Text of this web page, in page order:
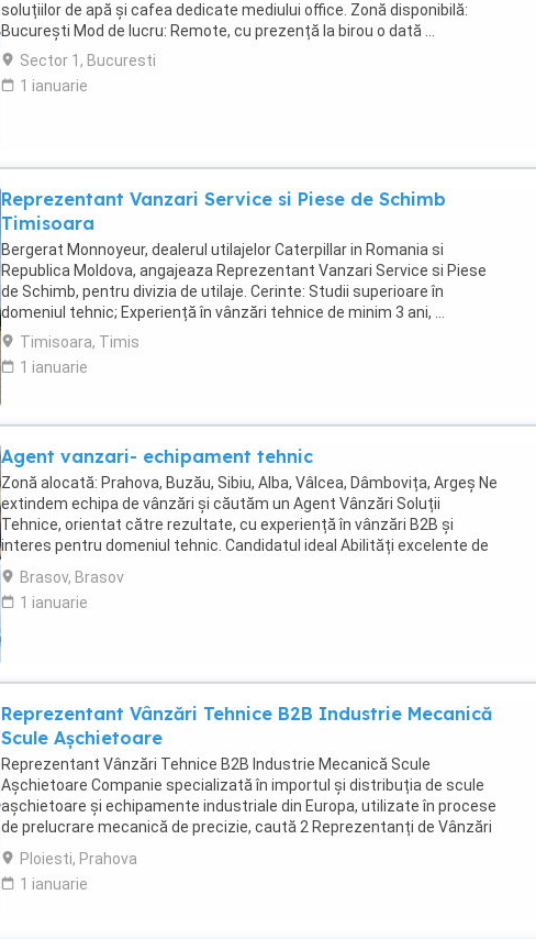
soluțiilor de apă și cafea dedicate mediului office. Zonă disponibilă:
București Mod de lucru: Remote, cu prezență la birou o dată ...
Sector 1, Bucuresti
1 ianuarie
Reprezentant Vanzari Service si Piese de Schimb
Timisoara
Bergerat Monnoyeur, dealerul utilajelor Caterpillar in Romania si
Republica Moldova, angajeaza Reprezentant Vanzari Service si Piese
de Schimb, pentru divizia de utilaje. Cerinte: Studii superioare în
domeniul tehnic; Experiență în vânzări tehnice de minim 3 ani, ...
Timisoara, Timis
1 ianuarie
Agent vanzari- echipament tehnic
Zonă alocată: Prahova, Buzău, Sibiu, Alba, Vâlcea, Dâmbovița, Argeș Ne
extindem echipa de vânzări și căutăm un Agent Vânzări Soluții
Tehnice, orientat către rezultate, cu experiență în vânzări B2B și
interes pentru domeniul tehnic. Candidatul ideal Abilități excelente de
comunicare și negociere Capacitate ...
Brasov, Brasov
1 ianuarie
Reprezentant Vânzări Tehnice B2B Industrie Mecanică
Scule Așchietoare
Reprezentant Vânzări Tehnice B2B Industrie Mecanică Scule
Așchietoare Companie specializată în importul și distribuția de scule
așchietoare și echipamente industriale din Europa, utilizate în procese
de prelucrare mecanică de precizie, caută 2 Reprezentanți de Vânzări
Tehnice pentru dezvoltarea ...
Ploiesti, Prahova
1 ianuarie